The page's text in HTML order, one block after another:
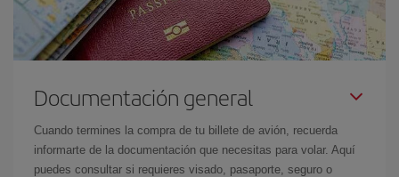
Documentación general
Cuando termines la compra de tu billete de avión, recuerda
informarte de la documentación que necesitas para volar. Aquí
puedes consultar si requieres visado, pasaporte, seguro o